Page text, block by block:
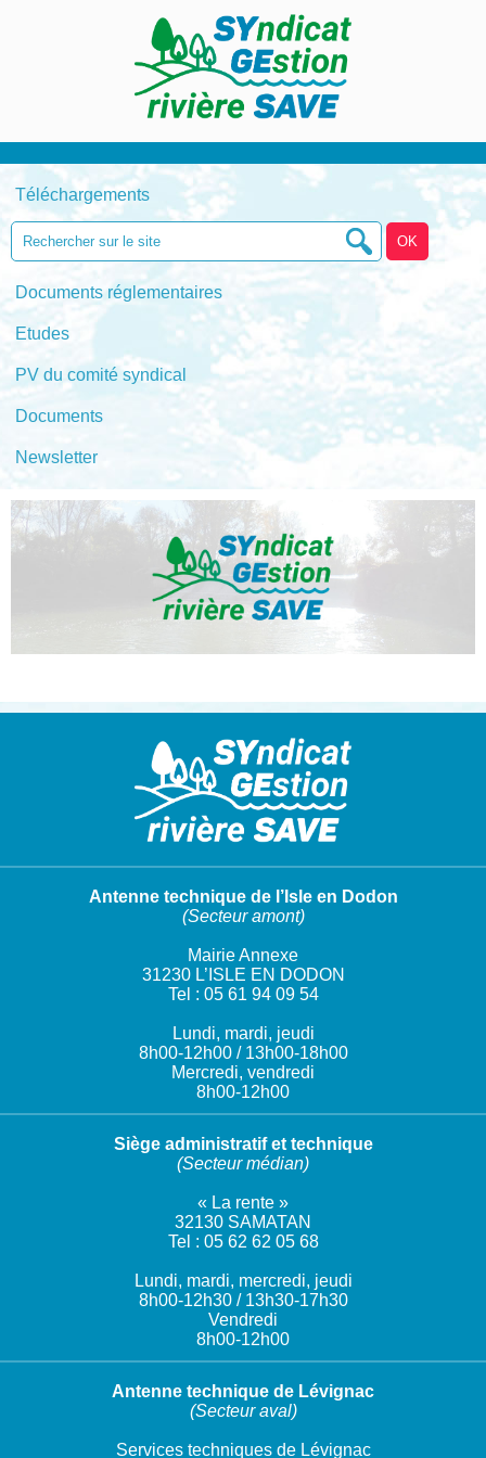
Téléchargements
Documents réglementaires
Etudes
PV du comité syndical
Documents
Newsletter
Antenne technique de l’Isle en Dodon
(Secteur amont)
Mairie Annexe
31230 L’ISLE EN DODON
Tel : 05 61 94 09 54
Lundi, mardi, jeudi
8h00-12h00 / 13h00-18h00
Mercredi, vendredi
8h00-12h00
Siège administratif et technique
(Secteur médian)
« La rente »
32130 SAMATAN
Tel : 05 62 62 05 68
Lundi, mardi, mercredi, jeudi
8h00-12h30 / 13h30-17h30
Vendredi
8h00-12h00
Antenne technique de Lévignac
(Secteur aval)
Services techniques de Lévignac